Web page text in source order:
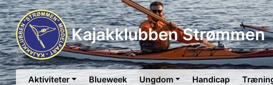
Kajakklubben Strømmen
Aktiviteter Blueweek Ungdom Handicap